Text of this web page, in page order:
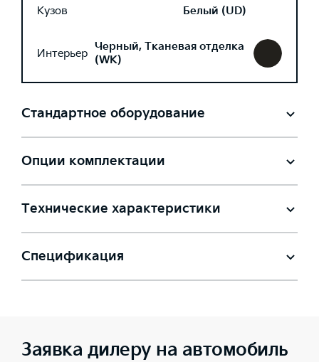
Кузов Белый (UD)
Интерьер Черный, Тканевая отделка
(WK)
Стандартное оборудование
Опции комплектации
Технические характеристики
Спецификация
Заявка дилеру на автомобиль